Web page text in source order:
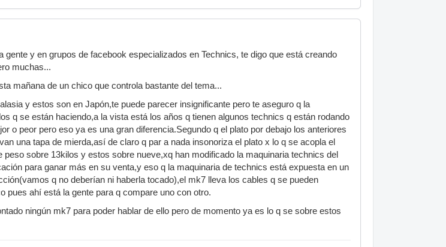
gente y en grupos de facebook especializados en Technics, te digo que está creando
muchas...
mañana de un chico que controla bastante del tema...
y estos son en Japón,te puede parecer insignificante pero te aseguro q la
q se están haciendo,a la vista está los años q tienen algunos technics q están rodando
o peor pero eso ya es una gran diferencia.Segundo q el plato por debajo los anteriores
una tapa de mierda,así de claro q par a nada insonoriza el plato x lo q se acopla el
sobre 13kilos y estos sobre nueve,xq han modificado la maquinaria technics del
para ganar más en su venta,y eso q la maquinaria de technics está expuesta en un
q no deberían ni haberla tocado),el mk7 lleva los cables q se pueden
pues ahí está la gente para q compare uno con otro.
ningún mk7 para poder hablar de ello pero de momento ya es lo q se sobre estos